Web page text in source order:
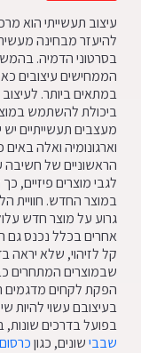
עיצוב תעשייתי הוא
להיעזר מבחינה
בסרטוני הדמיה.
הממחישים עיצובים
במתאים ביותר.
ביכולת להשתמש במוצר
מעצבים תעשייתיים יש
וארגונומיה ואלה
הראשוניים של חשיבה
לגבי מוצרים פיזיים,
במוצר החדש. חוויית
גרוע על מוצר חדש
אחרים בכלל נכנס גם
קל לזיהוי, שלא יראה
שבמוצרים המתחרים
הפקת לקחים מדגמים
בעיצובם עשוי להיות
בפועל בדרכים
שבבישונים, כגון